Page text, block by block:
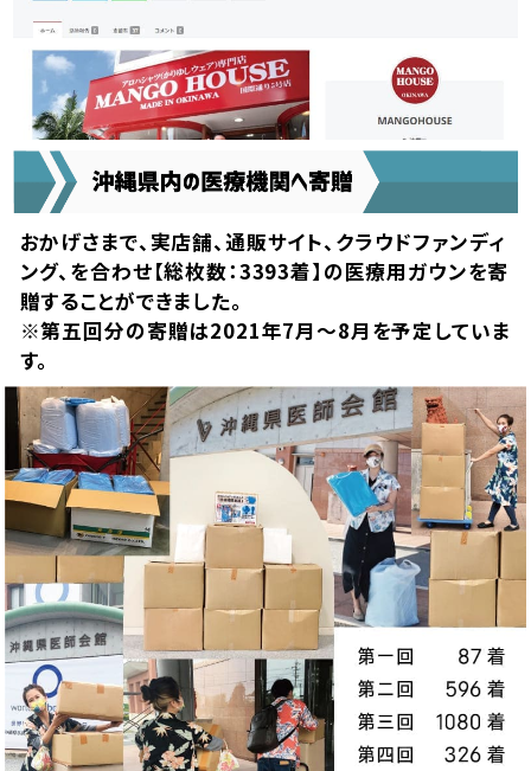
おかげさまで、実店舗、通販サイト、クラウドファンディ
ング、を合わせ【総枚数：3393着】の医療用ガウンを寄
贈することができました。
※第五回分の寄贈は2021年7月～8月を予定していま
す。